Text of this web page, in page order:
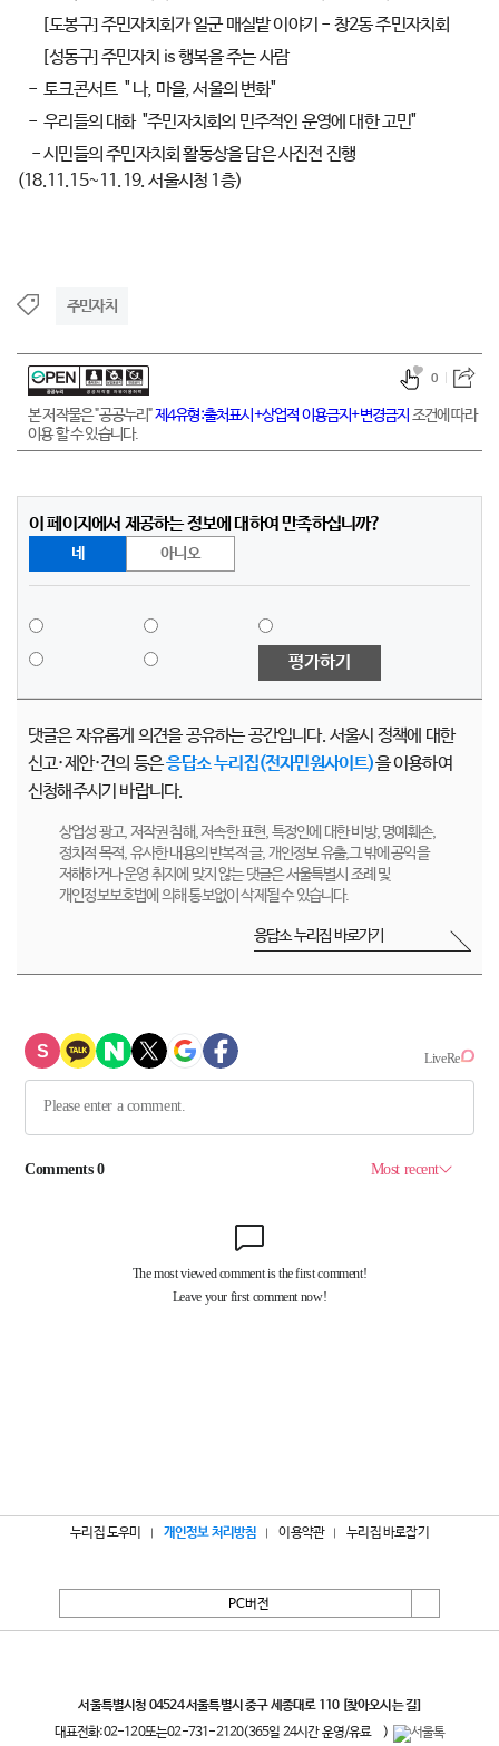
[도봉구] 주민자치회가 일군 매실밭 이야기 - 창2동 주민자치회
[성동구] 주민자치 is 행복을 주는 사람
- 토크콘서트 " 나, 마을, 서울의 변화"
- 우리들의 대화 "주민자치회의 민주적인 운영에 대한 고민"
- 시민들의 주민자치회 활동상을 담은 사진전 진행
(18.11.15~11.19. 서울시청 1층)
주민자치
본 저작물은 "공공누리"제4유형:출처표시+상업적 이용금지+변경금지 조건에 따라
이용 할 수 있습니다.
0
이 페이지에서 제공하는 정보에 대하여 만족하십니까?
네 아니오
평가하기
댓글은 자유롭게 의견을 공유하는 공간입니다. 서울시 정책에 대한
신고·제안·건의 등은응답소 누리집(전자민원사이트)을 이용하여
신청해주시기 바랍니다.
상업성 광고, 저작권 침해, 저속한 표현, 특정인에 대한 비방, 명예훼손,
정치적 목적, 유사한 내용의 반복적 글, 개인정보 유출,그 밖에 공익을
저해하거나 운영 취지에 맞지 않는 댓글은 서울특별시 조례 및
개인정보보호법에 의해 통보없이 삭제될 수 있습니다.
응답소 누리집 바로가기
누리집 도우미 개인정보 처리방침 이용약관 누리집 바로잡기
PC버전
서울특별시청 04524 서울특별시 중구 세종대로 110 [찾아오시는 길]
대표전화:02-120또는02-731-2120(365일 24시간 운영/유료 )